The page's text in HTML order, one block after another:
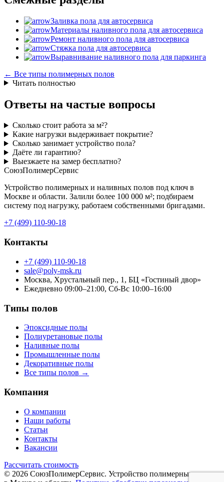
Заливка пола для автосервиса
Материалы наливного пола для автосервиса
Ремонт наливного пола для автосервиса
Стяжка пола для автосервиса
Выравнивание наливного пола для паркинга
← Все типы полимерных полов
Читать полностью
Ответы на частые вопросы
Сколько стоит работа за м²?
Какие нагрузки выдерживает покрытие?
Сколько занимает устройство пола?
Даёте ли гарантию?
Выезжаете на замер бесплатно?
СоюзПолимерСервис
Устройство полимерных и наливных полов под ключ в
Москве и области. Залили более 100 000 м²; подбираем
систему под нагрузку, работаем собственными бригадами.
+7 (499) 110-90-18
Контакты
+7 (499) 110-90-18
sale@poly-msk.ru
Москва, Хрустальный пер., 1, БЦ «Гостиный двор»
Ежедневно 09:00–21:00, Сб-Вс 10:00–16:00
Типы полов
Эпоксидные полы
Полиуретановые полы
Наливные полы
Промышленные полы
Декоративные полы
Все типы полов →
Компания
О компании
Наши работы
Статьи
Контакты
Вакансии
Рассчитать стоимость
© 2026 СоюзПолимерСервис. Устройство полимерных полов